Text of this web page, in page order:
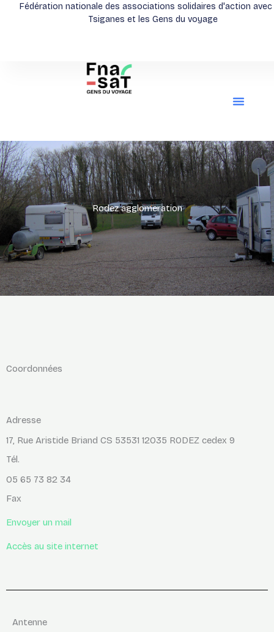
Fédération nationale des associations solidaires d'action avec
Tsiganes et les Gens du voyage
Rodez agglomeration
Coordonnées
Adresse
17, Rue Aristide Briand CS 53531 12035 RODEZ cedex 9
Tél.
05 65 73 82 34
Fax
Envoyer un mail
Accès au site internet
Antenne